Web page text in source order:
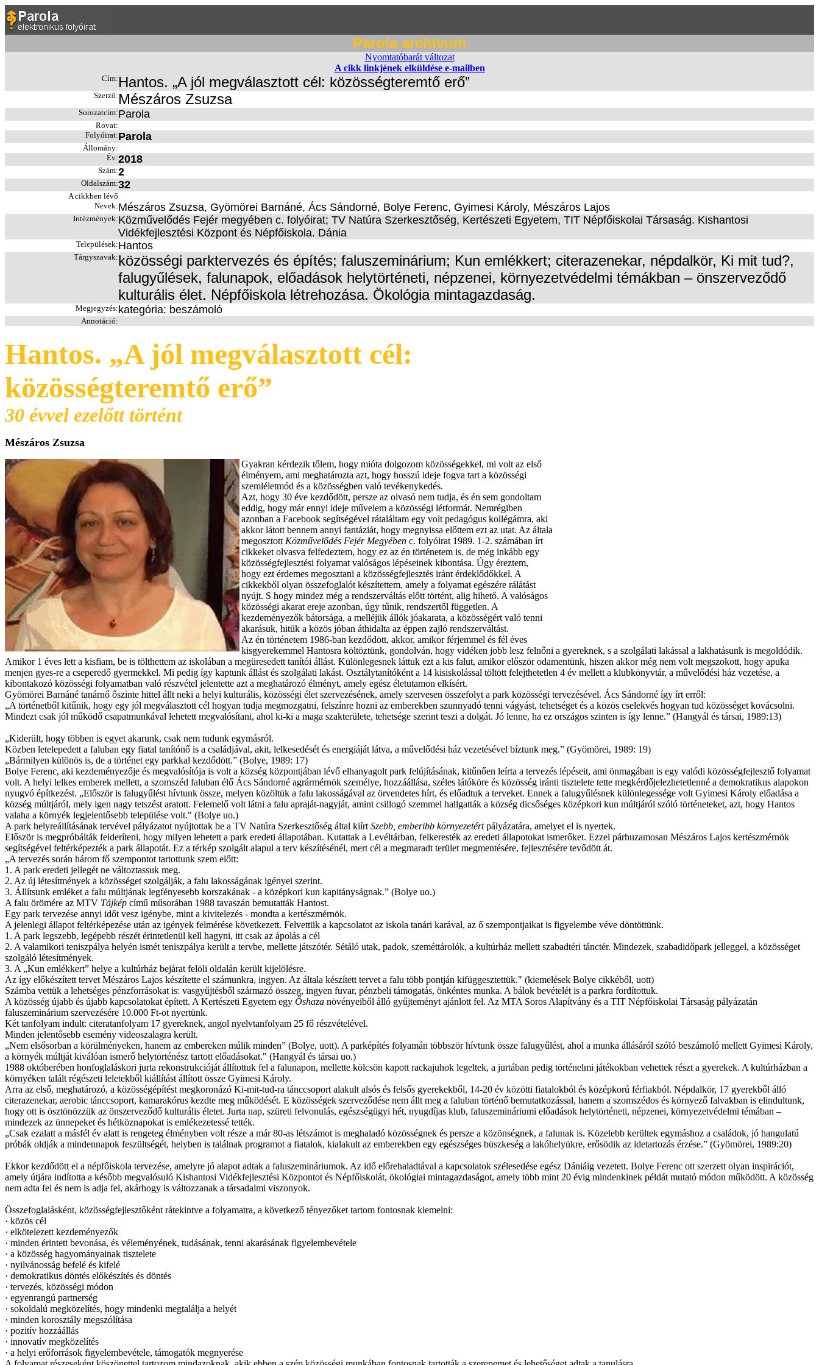
Parola archívum
Nyomtatóbarát változat
A cikk linkjének elküldése e-mailben
Cím: Hantos. „A jól megválasztott cél: közösségteremtő erő”
Szerző: Mészáros Zsuzsa
Sorozatcím:Parola
Rovat:
Folyóirat:Parola
Állomány:
Év:2018
Szám:2
Oldalszám:32
A cikkben lévő
Nevek:Mészáros Zsuzsa, Gyömörei Barnáné, Ács Sándorné, Bolye Ferenc, Gyimesi Károly, Mészáros Lajos
Intézmények:Közművelődés Fejér megyében c. folyóirat; TV Natúra Szerkesztőség, Kertészeti Egyetem, TIT Népfőiskolai Társaság. Kishantosi
Vidékfejlesztési Központ és Népfőiskola. Dánia
Települések:Hantos
Tárgyszavak:közösségi parktervezés és építés; faluszeminárium; Kun emlékkert; citerazenekar, népdalkör, Ki mit tud?,
falugyűlések, falunapok, előadások helytörténeti, népzenei, környezetvédelmi témákban – önszerveződő
kulturális élet. Népfőiskola létrehozása. Ökológia mintagazdaság.
Megjegyzés: kategória: beszámoló
Annotáció:
Hantos. „A jól megválasztott cél:
közösségteremtő erő”
30 évvel ezelőtt történt
Mészáros Zsuzsa
Gyakran kérdezik tőlem, hogy mióta dolgozom közösségekkel, mi volt az első
élményem, ami meghatározta azt, hogy hosszú ideje fogva tart a közösségi
szemléletmód és a közösségben való tevékenykedés.
Azt, hogy 30 éve kezdődött, persze az olvasó nem tudja, és én sem gondoltam
eddig, hogy már ennyi ideje művelem a közösségi létformát. Nemrégiben
azonban a Facebook segítségével rátaláltam egy volt pedagógus kollégámra, aki
akkor látott bennem annyi fantáziát, hogy megnyissa előttem ezt az utat. Az általa
megosztott Közművelődés Fejér Megyében c. folyóirat 1989. 1-2. számában írt
cikkeket olvasva felfedeztem, hogy ez az én történetem is, de még inkább egy
közösségfejlesztési folyamat valóságos lépéseinek kibontása. Úgy éreztem,
hogy ezt érdemes megosztani a közösségfejlesztés iránt érdeklődőkkel. A
cikkekből olyan összefoglalót készítettem, amely a folyamat egészére rálátást
nyújt. S hogy mindez még a rendszerváltás előtt történt, alig hihető. A valóságos
közösségi akarat ereje azonban, úgy tűnik, rendszertől független. A
kezdeményezők bátorsága, a melléjük állók jóakarata, a közösségért való tenni
akarásuk, hitük a közös jóban áthidalta az éppen zajló rendszerváltást.
Az én történetem 1986-ban kezdődött, akkor, amikor férjemmel és fél éves
kisgyerekemmel Hantosra költöztünk, gondolván, hogy vidéken jobb lesz felnőni a gyereknek, s a szolgálati lakással a lakhatásunk is megoldódik.
Amikor 1 éves lett a kisfiam, be is tölthettem az iskolában a megüresedett tanítói állást. Különlegesnek láttuk ezt a kis falut, amikor először odamentünk, hiszen akkor még nem volt megszokott, hogy apuka
menjen gyes-re a cseperedő gyermekkel. Mi pedig így kaptunk állást és szolgálati lakást. Osztálytanítóként a 14 kisiskolással töltött felejthetetlen 4 év mellett a klubkönyvtár, a művelődési ház vezetése, a
kibontakozó közösségi folyamatban való részvétel jelentette azt a meghatározó élményt, amely egész életutamon elkísért.
Gyömörei Barnáné tanárnő őszinte hittel állt neki a helyi kulturális, közösségi élet szervezésének, amely szervesen összefolyt a park közösségi tervezésével. Ács Sándorné így írt erről:
„A történetből kitűnik, hogy egy jól megválasztott cél hogyan tudja megmozgatni, felszínre hozni az emberekben szunnyadó tenni vágyást, tehetséget és a közös cselekvés hogyan tud közösséget kovácsolni.
Mindezt csak jól működő csapatmunkával lehetett megvalósítani, ahol ki-ki a maga szakterülete, tehetsége szerint teszi a dolgát. Jó lenne, ha ez országos szinten is így lenne.” (Hangyál és társai, 1989:13)
„Kiderült, hogy többen is egyet akarunk, csak nem tudunk egymásról.
Közben letelepedett a faluban egy fiatal tanítónő is a családjával, akit, lelkesedését és energiáját látva, a művelődési ház vezetésével bíztunk meg.” (Gyömörei, 1989: 19)
„Bármilyen különös is, de a történet egy parkkal kezdődött.” (Bolye, 1989: 17)
Bolye Ferenc, aki kezdeményezője és megvalósítója is volt a község központjában lévő elhanyagolt park felújításának, kitűnően leírta a tervezés lépéseit, ami önmagában is egy valódi közösségfejlesztő folyamat
volt. A helyi lelkes emberek mellett, a szomszéd faluban élő Ács Sándorné agrármérnök személye, hozzáállása, széles látóköre és közösség iránti tisztelete tette megkérdőjelezhetetlenné a demokratikus alapokon
nyugvó építkezést. „Először is falugyűlést hívtunk össze, melyen közöltük a falu lakosságával az örvendetes hírt, és előadtuk a terveket. Ennek a falugyűlésnek különlegessége volt Gyimesi Károly előadása a
község múltjáról, mely igen nagy tetszést aratott. Felemelő volt látni a falu apraját-nagyját, amint csillogó szemmel hallgatták a község dicsőséges középkori kun múltjáról szóló történeteket, azt, hogy Hantos
valaha a környék legjelentősebb települése volt." (Bolye uo.)
A park helyreállításának tervével pályázatot nyújtottak be a TV Natúra Szerkesztőség által kiírt Szebb, emberibb környezetértpályázatára, amelyet el is nyertek.
Először is megpróbálták felderíteni, hogy milyen lehetett a park eredeti állapotában. Kutattak a Levéltárban, felkeresték az eredeti állapotokat ismerőket. Ezzel párhuzamosan Mészáros Lajos kertészmérnök
segítségével feltérképezték a park állapotát. Ez a térkép szolgált alapul a terv készítésénél, mert cél a megmaradt terület megmentésére, fejlesztésére tevődött át.
„A tervezés során három fő szempontot tartottunk szem előtt:
1. A park eredeti jellegét ne változtassuk meg.
2. Az új létesítmények a közösséget szolgálják, a falu lakosságának igényei szerint.
3. Állítsunk emléket a falu múltjának legfényesebb korszakának - a középkori kun kapitányságnak.” (Bolye uo.)
A falu örömére az MTV Tájkép című műsorában 1988 tavaszán bemutatták Hantost.
Egy park tervezése annyi időt vesz igénybe, mint a kivitelezés - mondta a kertészmérnök.
A jelenlegi állapot feltérképezése után az igények felmérése következett. Felvettük a kapcsolatot az iskola tanári karával, az ő szempontjaikat is figyelembe véve döntöttünk.
1. A park legszebb, legépebb részét érintetlenül kell hagyni, itt csak az ápolás a cél
2. A valamikori teniszpálya helyén ismét teniszpálya került a tervbe, mellette játszótér. Sétáló utak, padok, szeméttárolók, a kultúrház mellett szabadtéri tánctér. Mindezek, szabadidőpark jelleggel, a közösséget
szolgáló létesítmények.
3. A „Kun emlékkert” helye a kultúrház bejárat felöli oldalán került kijelölésre.
Az így előkészített tervet Mészáros Lajos készítette el számunkra, ingyen. Az általa készített tervet a falu több pontján kifüggesztettük." (kiemelések Bolye cikkéből, uott)
Számba vettük a lehetséges pénzforrásokat is: vasgyűjtésből származó összeg, ingyen fuvar, pénzbeli támogatás, önkéntes munka. A bálok bevételét is a parkra fordítottuk.
A közösség újabb és újabb kapcsolatokat épített. A Kertészeti Egyetem egy Őshaza növényeiből álló gyűjteményt ajánlott fel. Az MTA Soros Alapítvány és a TIT Népfőiskolai Társaság pályázatán
faluszeminárium szervezésére 10.000 Ft-ot nyertünk.
Két tanfolyam indult: citeratanfolyam 17 gyereknek, angol nyelvtanfolyam 25 fő részvételével.
Minden jelentősebb esemény videoszalagra került.
„Nem elsősorban a körülményeken, hanem az embereken múlik minden” (Bolye, uott). A parképítés folyamán többször hívtunk össze falugyűlést, ahol a munka állásáról szóló beszámoló mellett Gyimesi Károly,
a környék múltját kiválóan ismerő helytörténész tartott előadásokat." (Hangyál és társai uo.)
1988 októberében honfoglaláskori jurta rekonstrukcióját állítottuk fel a falunapon, mellette kölcsön kapott rackajuhok legeltek, a jurtában pedig történelmi játékokban vehettek részt a gyerekek. A kultúrházban a
környéken talált régészeti leletekből kiállítást állított össze Gyimesi Károly.
Arra az első, meghatározó, a közösségépítést megkoronázó Ki-mit-tud-ra tánccsoport alakult alsós és felsős gyerekekből, 14-20 év közötti fiatalokból és középkorú férfiakból. Népdalkör, 17 gyerekből álló
citerazenekar, aerobic tánccsoport, kamarakórus kezdte meg működését. E közösségek szerveződése nem állt meg a faluban történő bemutatkozással, hanem a szomszédos és környező falvakban is elindultunk,
hogy ott is ösztönözzük az önszerveződő kulturális életet. Jurta nap, szüreti felvonulás, egészségügyi hét, nyugdíjas klub, faluszemináriumi előadások helytörténeti, népzenei, környezetvédelmi témában –
mindezek az ünnepeket és hétköznapokat is emlékezetessé tették.
„Csak ezalatt a másfél év alatt is rengeteg élményben volt része a már 80-as létszámot is meghaladó közösségnek és persze a közönségnek, a falunak is. Közelebb kerültek egymáshoz a családok, jó hangulatú
próbák oldják a mindennapok feszültségét, helyben is találnak programot a fiatalok, kialakult az emberekben egy egészséges büszkeség a lakóhelyükre, erősödik az idetartozás érzése.” (Gyömörei, 1989:20)
Ekkor kezdődött el a népfőiskola tervezése, amelyre jó alapot adtak a faluszemináriumok. Az idő előrehaladtával a kapcsolatok szélesedése egész Dániáig vezetett. Bolye Ferenc ott szerzett olyan inspirációt,
amely útjára indította a később megvalósuló Kishantosi Vidékfejlesztési Központot és Népfőiskolát, ökológiai mintagazdaságot, amely több mint 20 évig mindenkinek példát mutató módon működött. A közösség
nem adta fel és nem is adja fel, akárhogy is változzanak a társadalmi viszonyok.
Összefoglalásként, közösségfejlesztőként rátekintve a folyamatra, a következő tényezőket tartom fontosnak kiemelni:
· közös cél
· elkötelezett kezdeményezők
· minden érintett bevonása, és véleményének, tudásának, tenni akarásának figyelembevétele
· a közösség hagyományainak tisztelete
· nyilvánosság befelé és kifelé
· demokratikus döntés előkészítés és döntés
· tervezés, közösségi módon
· egyenrangú partnerség
· sokoldalú megközelítés, hogy mindenki megtalálja a helyét
· minden korosztály megszólítása
· pozitív hozzáállás
· innovatív megközelítés
· a helyi erőforrások figyelembevétele, támogatók megnyerése